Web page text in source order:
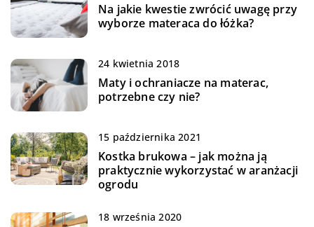
Na jakie kwestie zwrócić uwagę przy
wyborze materaca do łóżka?
24 kwietnia 2018
Maty i ochraniacze na materac,
potrzebne czy nie?
15 października 2021
Kostka brukowa – jak można ją
praktycznie wykorzystać w aranżacji
ogrodu
18 września 2020